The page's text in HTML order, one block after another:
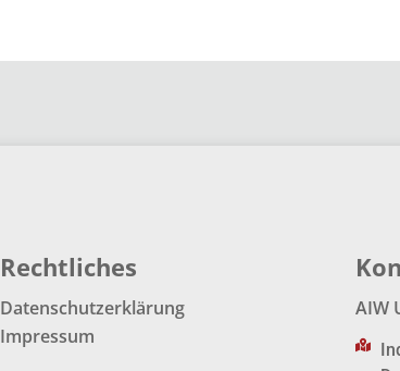
Rechtliches
Datenschutzerklärung
Impressum
AIW